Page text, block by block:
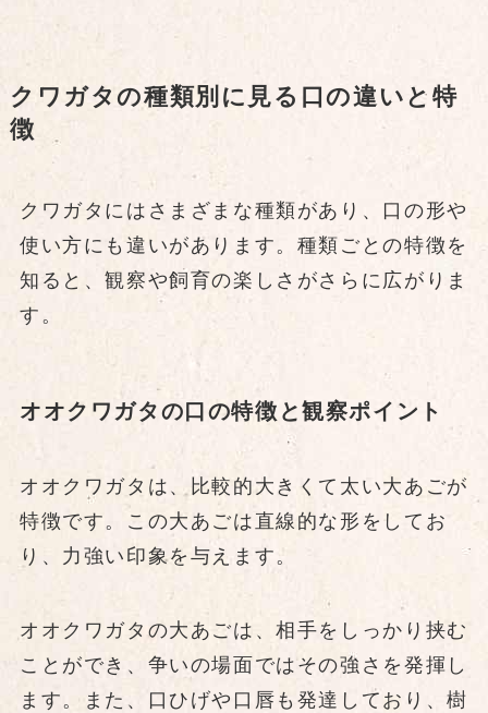
クワガタの種類別に見る口の違いと特
徴
クワガタにはさまざまな種類があり、口の形や
使い方にも違いがあります。種類ごとの特徴を
知ると、観察や飼育の楽しさがさらに広がりま
す。
オオクワガタの口の特徴と観察ポイント
オオクワガタは、比較的大きくて太い大あごが
特徴です。この大あごは直線的な形をしてお
り、力強い印象を与えます。
オオクワガタの大あごは、相手をしっかり挟む
ことができ、争いの場面ではその強さを発揮し
ます。また、口ひげや口唇も発達しており、樹